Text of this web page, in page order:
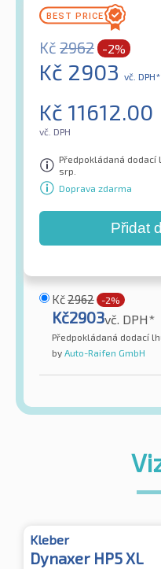
Kč 2962 -2%
Kč 2903 vč. DPH*
Kč 11612.00
vč. DPH
Předpokládaná dodací
srp.
Doprava zdarma
Přidat
Kč2962 -2%
Kč2903vč. DPH*
Předpokládaná dodací
by Auto-Raifen GmbH
Kleber
Dynaxer HP5 XL